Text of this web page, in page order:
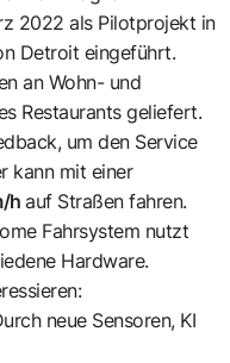
2022 als Pilotprojekt in
Detroit eingeführt.
an Wohn- und
Restaurants geliefert.
um den Service
kann mit einer
hauf Straßen fahren.
Fahrsystem nutzt
Hardware.
neue Sensoren, KI